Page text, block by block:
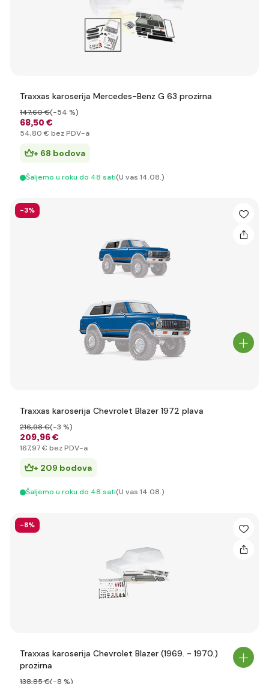
Traxxas karoserija Mercedes-Benz G 63 prozirna
68,50 €
147,60 €(-54 %)
54,80 € bez PDV-a
+ 68 bodova
Šaljemo u roku do 48 sati(U vas 14.08.)
-3%
Traxxas karoserija Chevrolet Blazer 1972 plava
209,96 €
216,98 €(-3 %)
167,97 € bez PDV-a
+ 209 bodova
Šaljemo u roku do 48 sati(U vas 14.08.)
-8%
Traxxas karoserija Chevrolet Blazer (1969. - 1970.)
prozirna
138,85 €(-8 %)